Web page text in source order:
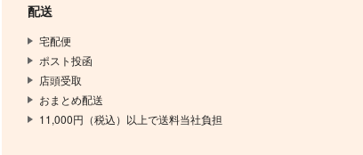
配送
宅配便
ポスト投函
店頭受取
おまとめ配送
11,000円（税込）以上で送料当社負担